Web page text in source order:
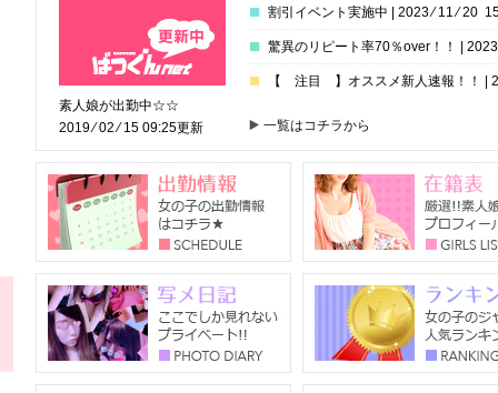
素人娘が出勤中☆☆
2019 ⁄ 02 ⁄ 15 09:25更新
■ 割引イベント実施中 | 2023 ⁄ 11 ⁄ 20
■ 驚異のリピート率70％over！！ | 2023
■ 【 注目 】オススメ新人速報！！ |
一覧はコチラから